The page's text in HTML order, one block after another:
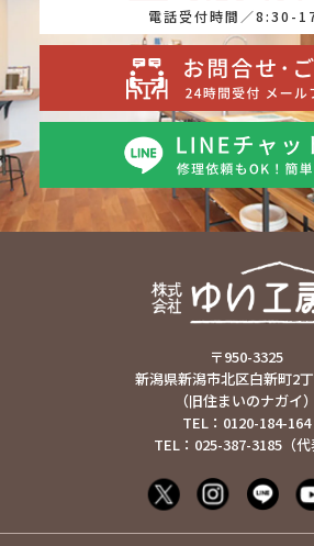
電話受付時間／8:30-
〒950-3325
新潟県新潟市北区白新町2
（旧住まいのナガイ）
TEL：0120-184-164
TEL：025-387-3185（代